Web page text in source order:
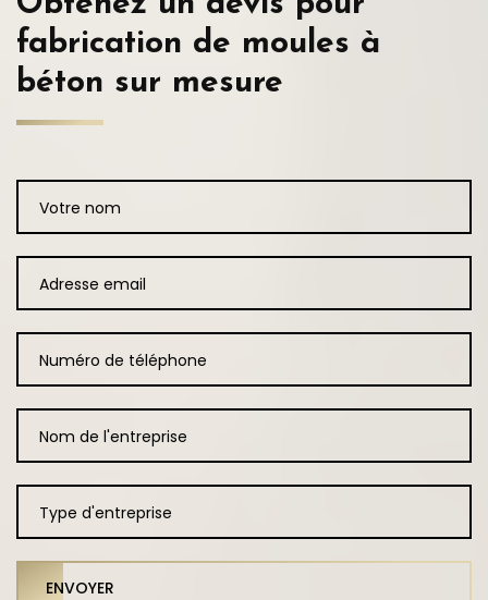
fabrication de moules à
béton sur mesure
ENVOYER